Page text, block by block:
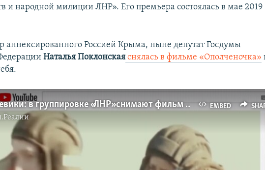
и народной милиции ЛНР». Его премьера состоялась в мае 2019
аннексированного Россией Крыма, ныне депутат Госдумы
Наталья Поклонская снялась в фильме «Ополченочка»
EMBED
Кино и боевики: в группировке «ЛНР» снимают фильм «Ополченочка» (видео)